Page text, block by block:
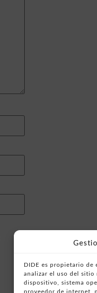
DIDE es propietario de
analizar el uso del sitio
dispositivo, sistema
proveedor de internet,